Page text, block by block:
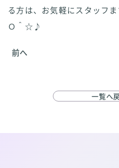
る方は、お気軽にスタッフ
Ｏ＾☆♪
前へ
一覧へ